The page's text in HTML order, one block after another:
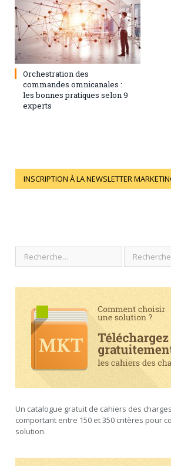
1 février 2021 0
Orchestration des
commandes omnicanales :
les bonnes pratiques selon 9
experts
INSCRIPTION À LA NEWSLETTER
Un catalogue gratuit de cahiers des
comportant entre 150 et 350 critères pour
solution.